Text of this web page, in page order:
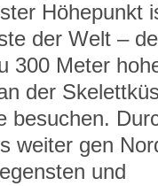
Höhepunkt
der Welt –
300 Meter
der
besuchen.
weiter gen
und